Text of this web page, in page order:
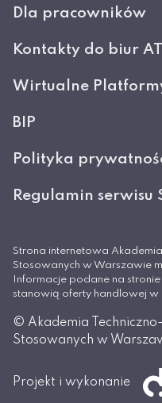
Dla pracowników
Kontakty do biur
Wirtualne
BIP
Polityka
Regulamin
Strona internetowa
Stosowanych w Warszawie
Informacje podane na
stanowią oferty handlowej w
© Akademia
Stosowanych w
Projekt i wykonanie